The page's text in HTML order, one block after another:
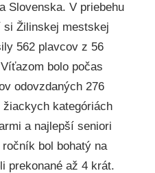
Slovenska. V priebehu
Žilinskej mestskej
562 plavcov z 56
bolo počas
odovzdaných 276
kategóriách
a najlepší seniori
bol bohatý na
prekonané až 4 krát.